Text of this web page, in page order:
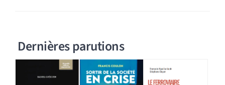
Dernières parutions